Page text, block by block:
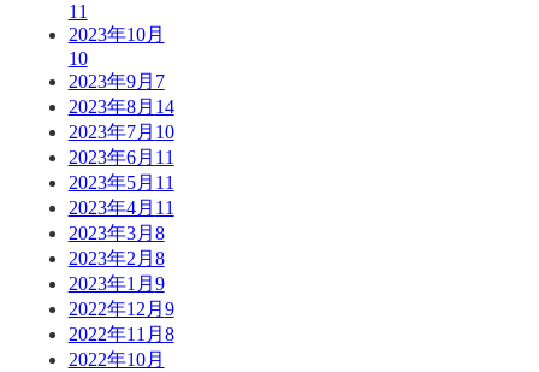
11
2023年10月
10
2023年9月 7
2023年8月 14
2023年7月 10
2023年6月 11
2023年5月 11
2023年4月 11
2023年3月 8
2023年2月 8
2023年1月 9
2022年12月 9
2022年11月 8
2022年10月